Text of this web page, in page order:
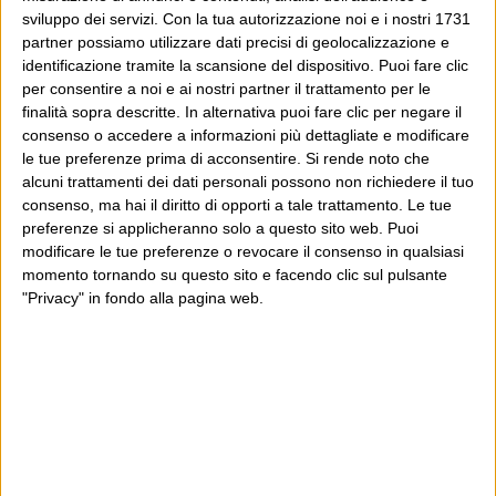
sviluppo dei servizi. Con la tua autorizzazione noi e i nostri 1731
partner possiamo utilizzare dati precisi di geolocalizzazione e
identificazione tramite la scansione del dispositivo. Puoi fare clic
per consentire a noi e ai nostri partner il trattamento per le
finalità sopra descritte. In alternativa puoi fare clic per negare il
consenso o accedere a informazioni più dettagliate e modificare
le tue preferenze prima di acconsentire. Si rende noto che
alcuni trattamenti dei dati personali possono non richiedere il tuo
consenso, ma hai il diritto di opporti a tale trattamento. Le tue
preferenze si applicheranno solo a questo sito web. Puoi
modificare le tue preferenze o revocare il consenso in qualsiasi
momento tornando su questo sito e facendo clic sul pulsante
"Privacy" in fondo alla pagina web.
consiglia in giro.
Leggi il Post, magari ti piace
Luca Sofri Wittgenstein Un grande paese
UN COMMENTO SU “
COSE SUL